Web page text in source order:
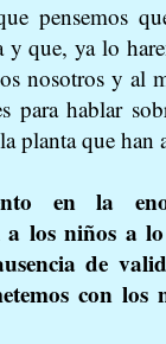
pensemos
y que, ya lo
nosotros y
para hablar
planta que han
en la
a los niños a
de
con